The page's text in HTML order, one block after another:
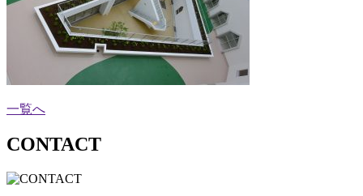
一覧へ
CONTACT